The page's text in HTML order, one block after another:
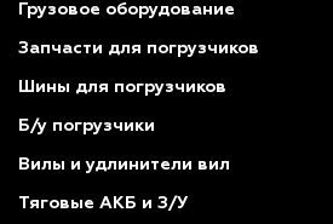
Грузовое оборудование
Запчасти для погрузчиков
Шины для погрузчиков
Б/у погрузчики
Вилы и удлинители вил
Тяговые АКБ и З/У